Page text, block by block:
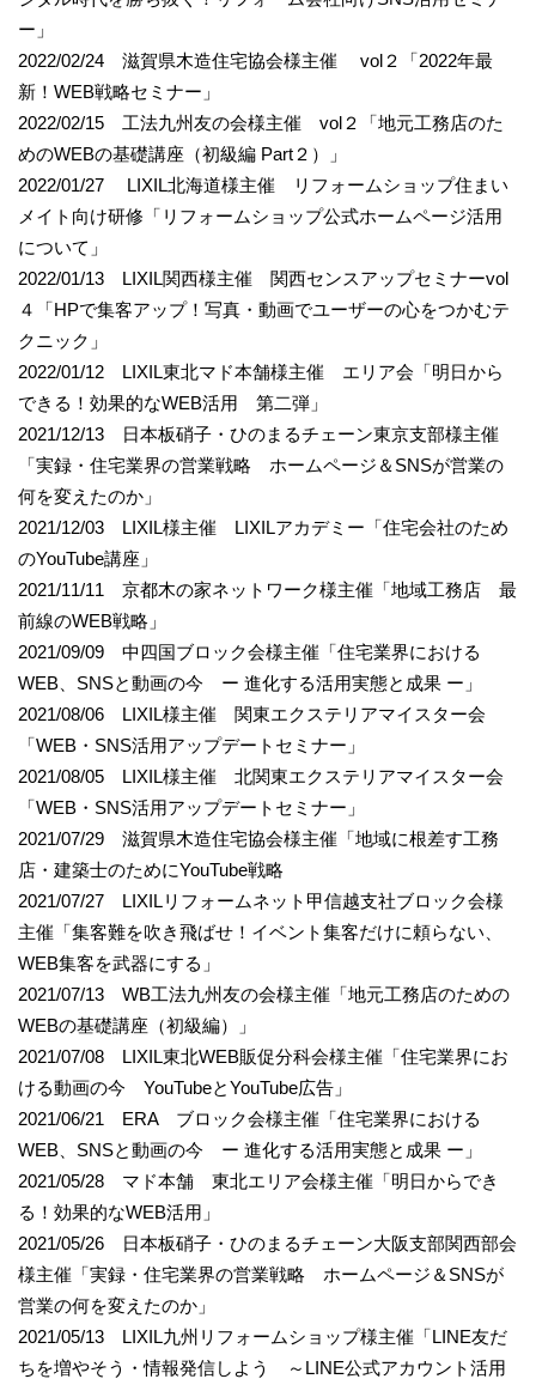
ー」
2022/02/24 滋賀県木造住宅協会様主催 vol２「2022年最
新！WEB戦略セミナー」
2022/02/15 工法九州友の会様主催 vol２「地元工務店のた
めのWEBの基礎講座（初級編 Part２）」
2022/01/27 LIXIL北海道様主催 リフォームショップ住まい
メイト向け研修「リフォームショップ公式ホームページ活用
について」
2022/01/13 LIXIL関西様主催 関西センスアップセミナーvol
４「HPで集客アップ！写真・動画でユーザーの心をつかむテ
クニック」
2022/01/12 LIXIL東北マド本舗様主催 エリア会「明日から
できる！効果的なWEB活用 第二弾」
2021/12/13 日本板硝子・ひのまるチェーン東京支部様主催
「実録・住宅業界の営業戦略 ホームページ＆SNSが営業の
何を変えたのか」
2021/12/03 LIXIL様主催 LIXILアカデミー「住宅会社のため
のYouTube講座」
2021/11/11 京都木の家ネットワーク様主催「地域工務店 最
前線のWEB戦略」
2021/09/09 中四国ブロック会様主催「住宅業界における
WEB、SNSと動画の今 ー 進化する活用実態と成果 ー」
2021/08/06 LIXIL様主催 関東エクステリアマイスター会
「WEB・SNS活用アップデートセミナー」
2021/08/05 LIXIL様主催 北関東エクステリアマイスター会
「WEB・SNS活用アップデートセミナー」
2021/07/29 滋賀県木造住宅協会様主催「地域に根差す工務
店・建築士のためにYouTube戦略
2021/07/27 LIXILリフォームネット甲信越支社ブロック会様
主催「集客難を吹き飛ばせ！イベント集客だけに頼らない、
WEB集客を武器にする」
2021/07/13 WB工法九州友の会様主催「地元工務店のための
WEBの基礎講座（初級編）」
2021/07/08 LIXIL東北WEB販促分科会様主催「住宅業界にお
ける動画の今 YouTubeとYouTube広告」
2021/06/21 ERA ブロック会様主催「住宅業界における
WEB、SNSと動画の今 ー 進化する活用実態と成果 ー」
2021/05/28 マド本舗 東北エリア会様主催「明日からでき
る！効果的なWEB活用」
2021/05/26 日本板硝子・ひのまるチェーン大阪支部関西部会
様主催「実録・住宅業界の営業戦略 ホームページ＆SNSが
営業の何を変えたのか」
2021/05/13 LIXIL九州リフォームショップ様主催「LINE友だ
ちを増やそう・情報発信しよう ～LINE公式アカウント活用